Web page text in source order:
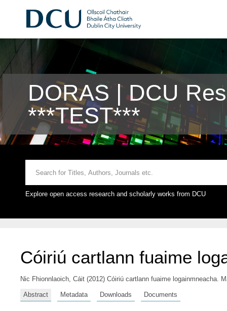
DORAS | DCU
***TEST***
Explore open access research and scholarly works from DCU
Cóiriú cartlann fuaime
Nic Fhionnlaoich, Cáit (2012) Cóiriú cartlann fuaime logainmneacha.
Abstract Metadata Downloads Documents